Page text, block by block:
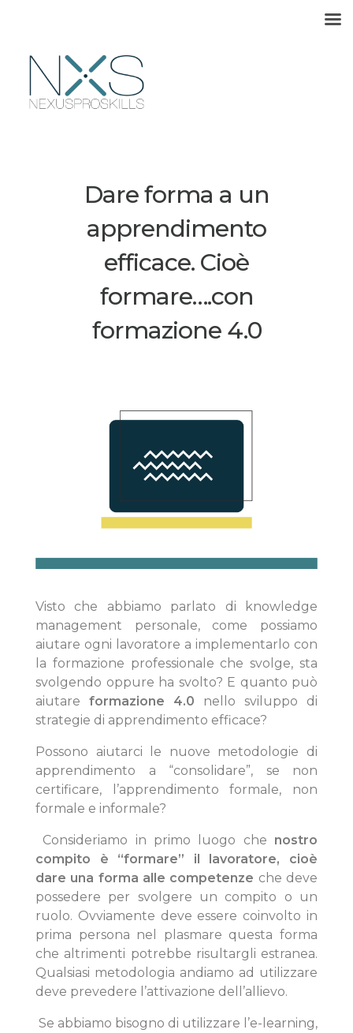
FORMAZIONE
ProSkills Academy
Formazione su misura
Team experience
POLITICHE ATTIVE
Politica Parità di Genere
Lavora con noi
NEWS
News e Avvisi
Dare forma a un
apprendimento
efficace. Cioè
formare….con
formazione 4.0
Visto che abbiamo parlato di knowledge
management personale, come possiamo
aiutare ogni lavoratore a implementarlo con
la formazione professionale che svolge, sta
svolgendo oppure ha svolto? E quanto può
aiutare formazione 4.0 nello sviluppo di
strategie di apprendimento efficace?
Possono aiutarci le nuove metodologie di
apprendimento a “consolidare”, se non
certificare, l’apprendimento formale, non
formale e informale?
Consideriamo in primo luogo che nostro
compito è “formare” il lavoratore, cioè
dare una forma alle competenze che deve
possedere per svolgere un compito o un
ruolo. Ovviamente deve essere coinvolto in
prima persona nel plasmare questa forma
che altrimenti potrebbe risultargli estranea.
Qualsiasi metodologia andiamo ad utilizzare
deve prevedere l’attivazione dell’allievo.
Se abbiamo bisogno di utilizzare l’e-learning,